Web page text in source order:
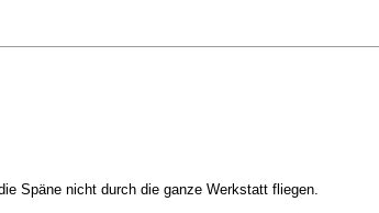
Späne nicht durch die ganze Werkstatt fliegen.